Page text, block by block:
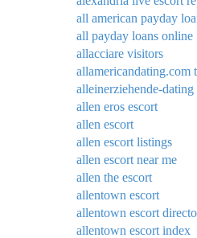
all american payday
all payday loans online
allacciare visitors
allamericandating.com
alleinerziehende-
allen eros escort
allen escort
allen escort listings
allen escort near me
allen the escort
allentown escort
allentown escort
allentown escort index